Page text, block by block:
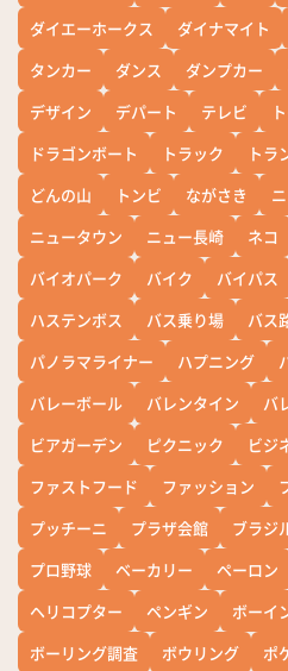
ダイエーホークス
ダイナマイト
タンカー
ダンス ダンプカー
デザイン
デパート テレビ
ドラゴンボート
トラック トラ
どんの山
トンビ ながさき
ニュータウン
ニュー長崎 ネコ
バイオパーク
バイク バイパス
ハステンボス
バス乗り場 バス
パノラマライナー
ハプニング
バレーボール
バレンタイン バ
ビアガーデン
ピクニック ビジ
ファストフード
ファッション
プッチーニ
プラザ会館 ブラジ
プロ野球
ベーカリー ペーロン
ヘリコプター
ペンギン ボーイ
ボーリング調査
ボウリング ポ